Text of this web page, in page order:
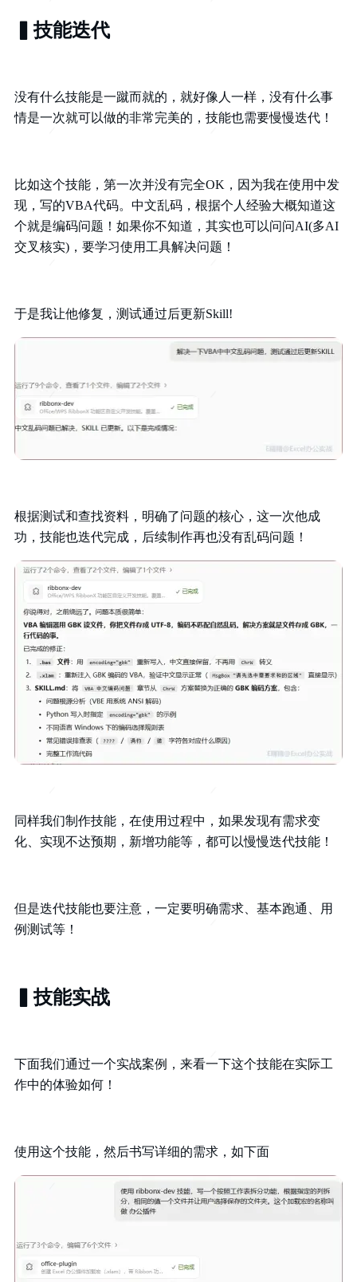
▍技能迭代
没有什么技能是一蹴而就的，就好像人一样，没有什么事
情是一次就可以做的非常完美的，技能也需要慢慢迭代！
比如这个技能，第一次并没有完全OK，因为我在使用中发
现，写的VBA代码。中文乱码，根据个人经验大概知道这
个就是编码问题！如果你不知道，其实也可以问问AI(多AI
交叉核实)，要学习使用工具解决问题！
于是我让他修复，测试通过后更新Skill!
根据测试和查找资料，明确了问题的核心，这一次他成
功，技能也迭代完成，后续制作再也没有乱码问题！
同样我们制作技能，在使用过程中，如果发现有需求变
化、实现不达预期，新增功能等，都可以慢慢迭代技能！
但是迭代技能也要注意，一定要明确需求、基本跑通、用
例测试等！
▍技能实战
下面我们通过一个实战案例，来看一下这个技能在实际工
作中的体验如何！
使用这个技能，然后书写详细的需求，如下面